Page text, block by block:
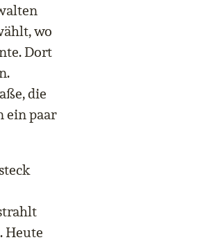
wo
Dort
die
ein paar
Heute